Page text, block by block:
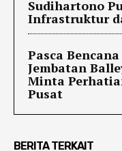
Sudihartono
Infrastruktur
Pasca
Jembatan
Minta
Pusat
BERITA TERKAIT